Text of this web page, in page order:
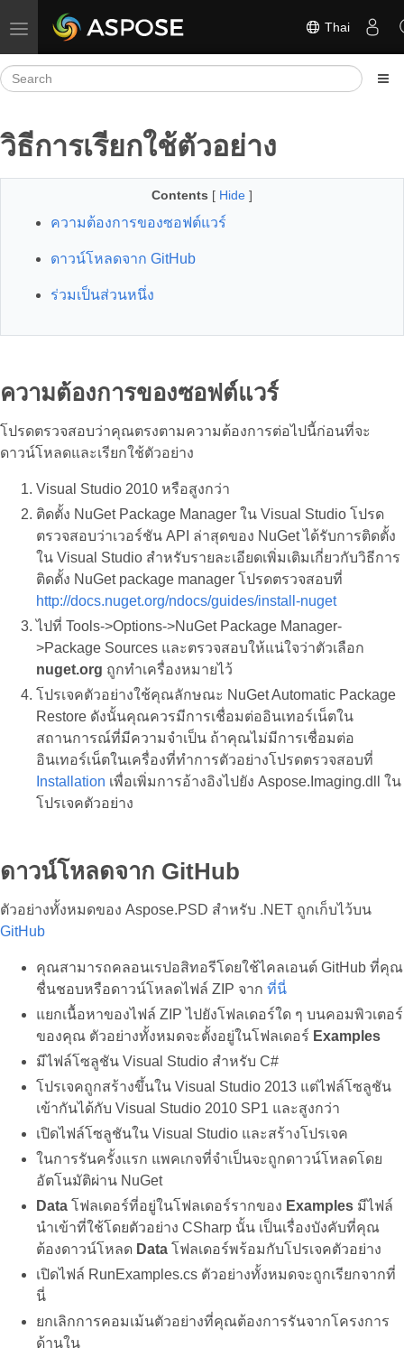
Toggle navigation Thai
วิธีการเรียกใช้ตัวอย่าง
Contents [ Hide ]
ความต้องการของซอฟต์แวร์
ดาวน์โหลดจาก GitHub
ร่วมเป็นส่วนหนึ่ง
ความต้องการของซอฟต์แวร์
โปรดตรวจสอบว่าคุณตรงตามความต้องการต่อไปนี้ก่อนที่จะ
ดาวน์โหลดและเรียกใช้ตัวอย่าง
Visual Studio 2010 หรือสูงกว่า
ติดตั้ง NuGet Package Manager ใน Visual Studio โปรด
ตรวจสอบว่าเวอร์ชัน API ล่าสุดของ NuGet ได้รับการติดตั้ง
ใน Visual Studio สำหรับรายละเอียดเพิ่มเติมเกี่ยวกับวิธีการ
ติดตั้ง NuGet package manager โปรดตรวจสอบที่
http://docs.nuget.org/ndocs/guides/install-nuget
ไปที่ Tools->Options->NuGet Package Manager-
>Package Sources และตรวจสอบให้แน่ใจว่าตัวเลือก
nuget.org ถูกทำเครื่องหมายไว้
โปรเจคตัวอย่างใช้คุณลักษณะ NuGet Automatic Package
Restore ดังนั้นคุณควรมีการเชื่อมต่ออินเทอร์เน็ตใน
สถานการณ์ที่มีความจําเป็น ถ้าคุณไม่มีการเชื่อมต่อ
อินเทอร์เน็ตในเครื่องที่ทำการตัวอย่างโปรดตรวจสอบที่
Installation เพื่อเพิ่มการอ้างอิงไปยัง Aspose.Imaging.dll ใน
โปรเจคตัวอย่าง
ดาวน์โหลดจาก GitHub
ตัวอย่างทั้งหมดของ Aspose.PSD สำหรับ .NET ถูกเก็บไว้บน
GitHub
คุณสามารถคลอนเรปอสิทอรีโดยใช้ไคลเอนต์ GitHub ที่คุณ
ชื่นชอบหรือดาวน์โหลดไฟล์ ZIP จาก ที่นี่
แยกเนื้อหาของไฟล์ ZIP ไปยังโฟลเดอร์ใด ๆ บนคอมพิวเตอร์
ของคุณ ตัวอย่างทั้งหมดจะตั้งอยู่ในโฟลเดอร์ Examples
มีไฟล์โซลูชัน Visual Studio สำหรับ C#
โปรเจคถูกสร้างขึ้นใน Visual Studio 2013 แต่ไฟล์โซลูชัน
เข้ากันได้กับ Visual Studio 2010 SP1 และสูงกว่า
เปิดไฟล์โซลูชันใน Visual Studio และสร้างโปรเจค
ในการรันครั้งแรก แพคเกจที่จำเป็นจะถูกดาวน์โหลดโดย
อัตโนมัติผ่าน NuGet
Data โฟลเดอร์ที่อยู่ในโฟลเดอร์รากของ Examples มีไฟล์
นำเข้าที่ใช้โดยตัวอย่าง CSharp นั้น เป็นเรื่องบังคับที่คุณ
ต้องดาวน์โหลด Data โฟลเดอร์พร้อมกับโปรเจคตัวอย่าง
เปิดไฟล์ RunExamples.cs ตัวอย่างทั้งหมดจะถูกเรียกจากที่
นี่
ยกเลิกการคอมเม้นตัวอย่างที่คุณต้องการรันจากโครงการ
ด้านใน